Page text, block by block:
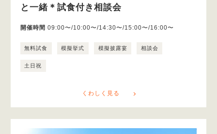
と一緒＊試食付き相談会
開催時間 09:00〜/10:00〜/14:30〜/15:00〜/16:00〜
無料試食 模擬挙式 模擬披露宴 相談会
土日祝
くわしく見る